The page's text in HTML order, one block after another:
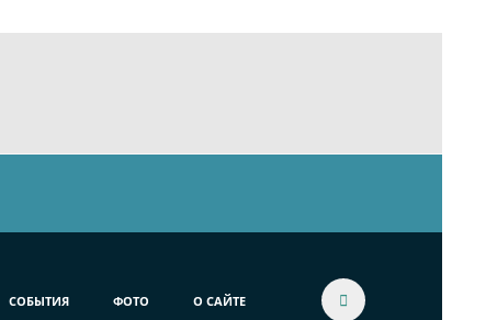
СОБЫТИЯ ФОТО О САЙТЕ